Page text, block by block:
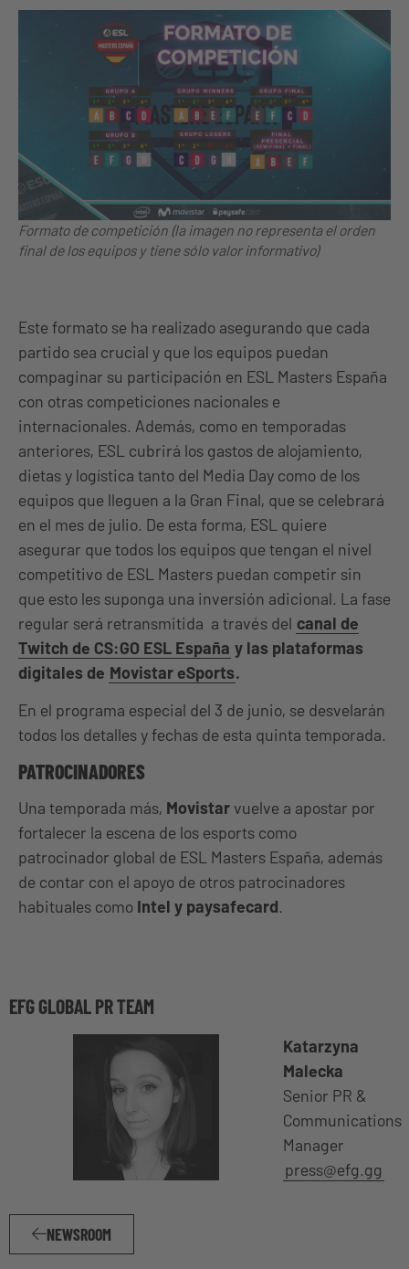
Formato de competición (la imagen no representa el orden
final de los equipos y tiene sólo valor informativo)
Este formato se ha realizado asegurando que cada
partido sea crucial y que los equipos puedan
compaginar su participación en ESL Masters España
con otras competiciones nacionales e
internacionales. Además, como en temporadas
anteriores, ESL cubrirá los gastos de alojamiento,
dietas y logística tanto del Media Day como de los
equipos que lleguen a la Gran Final, que se celebrará
en el mes de julio. De esta forma, ESL quiere
asegurar que todos los equipos que tengan el nivel
competitivo de ESL Masters puedan competir sin
que esto les suponga una inversión adicional. La fase
regular será retransmitida a través del canal de
Twitch de CS:GO ESL España y las plataformas
digitales de Movistar eSports.
En el programa especial del 3 de junio, se desvelarán
todos los detalles y fechas de esta quinta temporada.
PATROCINADORES
Una temporada más, Movistarvuelve a apostar por
fortalecer la escena de los esports como
patrocinador global de ESL Masters España, además
de contar con el apoyo de otros patrocinadores
habituales como Intel y paysafecard.
EFG GLOBAL PR TEAM
Katarzyna
Malecka
Senior PR &
Communications
Manager
press@efg.gg
NEWSROOM